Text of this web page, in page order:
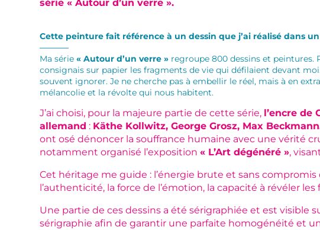
série « Autour d’un verre ».
Cette peinture fait référence à un dessin que j’ai réalisé dans
———–
Ma série« Autour d’un verre » regroupe 800 dessins et peintures.
consignais sur papier les fragments de vie qui défilaient devant
souvent ignorer. Je ne cherche pas à embellir le réel, mais à en
mélancolie et la révolte qui nous habitent.
J’ai choisi, pour la majeure partie de cette série, l’encre de
allemand : Käthe Kollwitz, George Grosz, Max
ont osé dénoncer la souffrance humaine avec une vérité
notamment organisé l’exposition« L’Art dégénéré »,
Cet héritage me guide : l’énergie brute et sans
l’authenticité, la force de l’émotion, la capacité à révéler
Une partie de ces dessins a été sérigraphiée et est visible
sérigraphie afin de garantir une parfaite homogénéité et